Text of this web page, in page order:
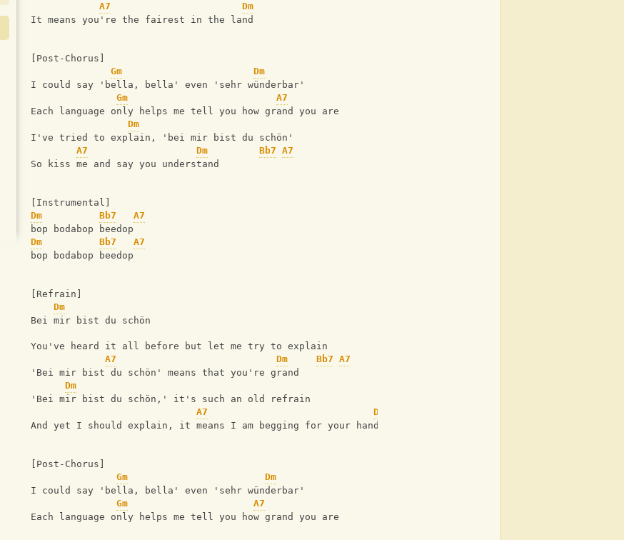
A7
Dm
It means you're the fairest in the land
[Post-Chorus]
Gm
Dm
I could say 'bella, bella' even 'sehr wünderbar'
Gm
A7
Each language only helps me tell you how grand you are
Dm
I've tried to explain, 'bei mir bist du schön'
A7
Dm Bb7 A7
So kiss me and say you understand
[Instrumental]
Dm
Bb7
A7
bop bodabop beedop
Dm
Bb7
A7
bop bodabop beedop
[Refrain]
Dm
Bei mir bist du schön
You've heard it all before but let me try to explain
A7
Dm Bb7 A7
'Bei mir bist du schön' means that you're grand
Dm
'Bei mir bist du schön,' it's such an old refrain
A7
Dm
And yet I should explain, it means I am begging for your hand
[Post-Chorus]
Gm
Dm
I could say 'bella, bella' even 'sehr wünderbar'
Gm
A7
Each language only helps me tell you how grand you are